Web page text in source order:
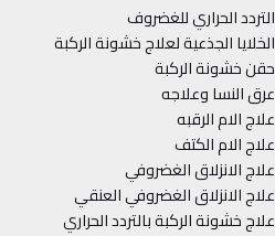
التردد الحراري للغضروف
الخلايا الجذعية لعلاج خشونة الركبة
حقن خشونة الركبة
عرق النسا وعلاجه
علاج الام الرقبه
علاج الام الكتف
علاج الانزلاق الغضروفي
علاج الانزلاق الغضروفي العنقي
علاج خشونة الركبة بالتردد الحراري